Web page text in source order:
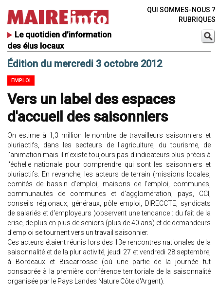
Le quotidien d’information
des élus locaux
QUI SOMMES-NOUS ?
RUBRIQUES
Édition du mercredi 3 octobre 2012
EMPLOI
Vers un label des espaces
d'accueil des saisonniers
On estime à 1,3 million le nombre de travailleurs saisonniers et
pluriactifs, dans les secteurs de l'agriculture, du tourisme, de
l'animation mais il n'existe toujours pas d'indicateurs plus précis à
l'échelle nationale pour comprendre qui sont les saisonniers et
pluriactifs. En revanche, les acteurs de terrain (missions locales,
comités de bassin d'emploi, maisons de l'emploi, communes,
communautés de communes et d'agglomération, pays, CCI,
conseils régionaux, généraux, pôle emploi, DIRECCTE, syndicats
de salariés et d'employeurs )observent une tendance : du fait de la
crise, de plus en plus de seniors (plus de 40 ans) et de demandeurs
d'emploi se tournent vers un travail saisonnier.
Ces acteurs étaient réunis lors des 13e rencontres nationales de la
saisonnalité et de la pluriactivité, jeudi 27 et vendredi 28 septembre,
à Bordeaux et Biscarrosse (où une partie de la journée fut
consacrée à la première conférence territoriale de la saisonnalité
organisée par le Pays Landes Nature Côte d'Argent).